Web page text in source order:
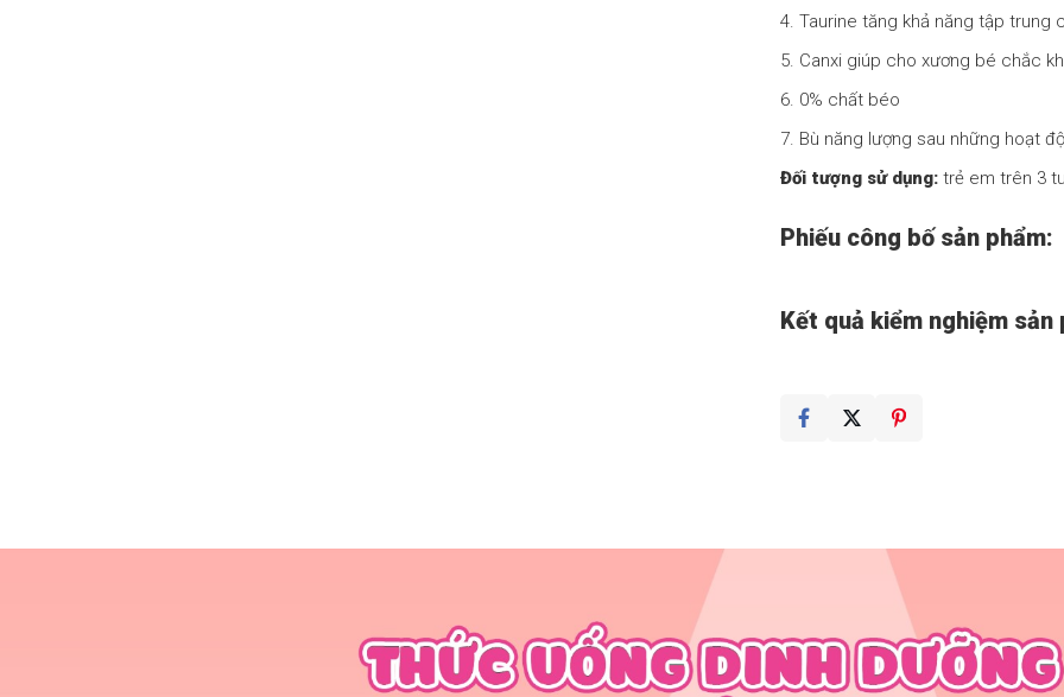
4. Taurine tăng khả năng tập trung
5. Canxi giúp cho xương bé chắc
6. 0% chất béo
7. Bù năng lượng sau những hoạt
Đối tượng sử dụng: trẻ em trên 3
Phiếu công bố sản phẩm:
Kết quả kiểm nghiệm sản